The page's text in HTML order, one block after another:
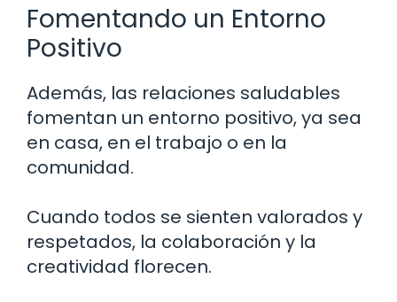
Fomentando un Entorno
Positivo
Además, las relaciones saludables
fomentan un entorno positivo, ya sea
en casa, en el trabajo o en la
comunidad.
Cuando todos se sienten valorados y
respetados, la colaboración y la
creatividad florecen.